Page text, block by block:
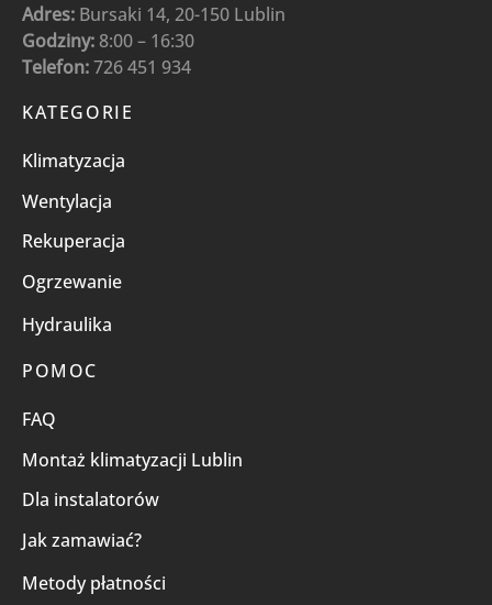
Adres: Bursaki 14, 20-150 Lublin
Godziny: 8:00 – 16:30
Telefon:726 451 934
KATEGORIE
Klimatyzacja
Wentylacja
Rekuperacja
Ogrzewanie
Hydraulika
POMOC
FAQ
Montaż klimatyzacji Lublin
Dla instalatorów
Jak zamawiać?
Metody płatności